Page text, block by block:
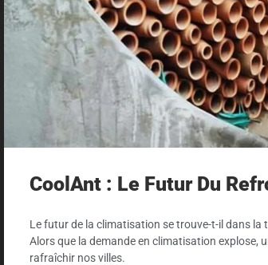
CoolAnt : Le Futur Du
Le futur de la climatisation se trouve-t-il dans la
Alors que la demande en climatisation explose,
rafraîchir nos villes.